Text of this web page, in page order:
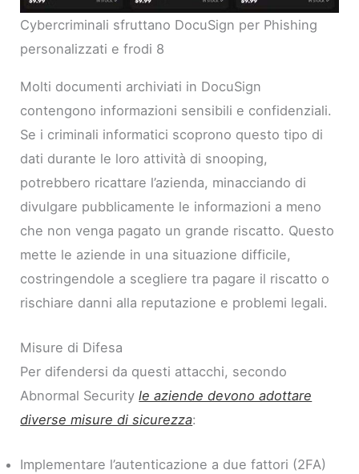
Cybercriminali sfruttano DocuSign per Phishing
personalizzati e frodi 8
Molti documenti archiviati in DocuSign
contengono informazioni sensibili e confidenziali.
Se i criminali informatici scoprono questo tipo di
dati durante le loro attività di snooping,
potrebbero ricattare l’azienda, minacciando di
divulgare pubblicamente le informazioni a meno
che non venga pagato un grande riscatto. Questo
mette le aziende in una situazione difficile,
costringendole a scegliere tra pagare il riscatto o
rischiare danni alla reputazione e problemi legali.
Misure di Difesa
Per difendersi da questi attacchi, secondo
Abnormal Securityle aziende devono adottare
diverse misure di sicurezza:
Implementare l’autenticazione a due fattori (2FA)